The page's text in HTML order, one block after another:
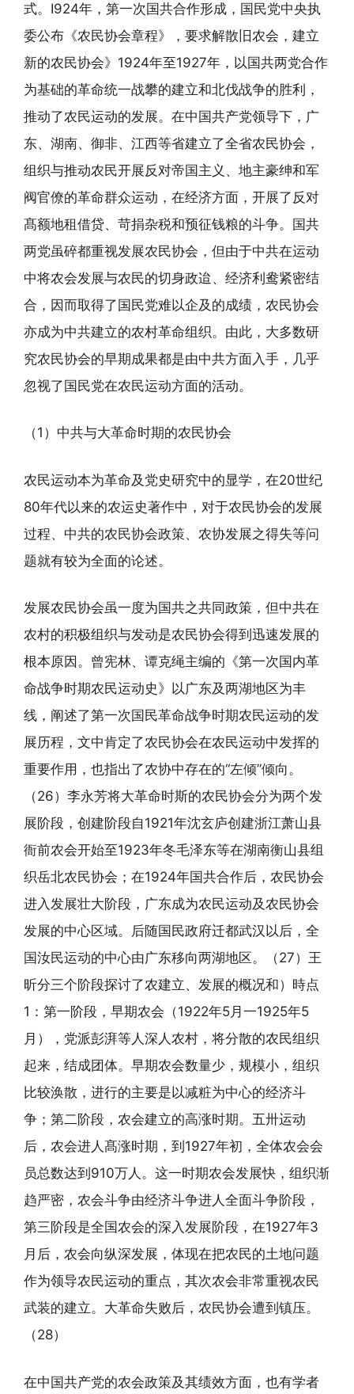
式。I924年，第一次国共合作形成，国民党中央执
委公布《农民协会章程》，要求解散旧农会，建立
新的农民协会》1924年至1927年，以国共两党合作
为基础的革命统一战攀的建立和北伐战争的胜利，
推动了农民运动的发展。在中国共产党领导下，广
东、湖南、御非、江西等省建立了全省农民协会，
组织与推动农民开展反对帝国主义、地主豪绅和军
阀官僚的革命群众运动，在经济方面，开展了反对
髙额地租借贷、苛捐杂税和预征钱粮的斗争。国共
两党虽碎都重视发展农民协会，但由于中共在运动
中将农会发展与农民的切身政迨、经济利鸯紧密结
合，因而取得了国民党难以企及的成绩，农民协会
亦成为中共建立的农村革命组织。由此，大多数研
究农民协会的早期成果都是由中共方面入手，几乎
忽视了国民党在农民运动方面的活动。
（1）中共与大革命时期的农民协会
农民运动本为革命及党史研究中的显学，在20世纪
80年代以来的农运史著作中，对于农民协会的发展
过程、中共的农民协会政策、农协发展之得失等问
题就有较为全面的论述。
发展农民协会虽一度为国共之共同政策，但中共在
农村的积极组织与发动是农民协会得到迅速发展的
根本原因。曾宪林、谭克绳主编的《第一次国内革
命战争时期农民运动史》以广东及两湖地区为丰
线，阐述了第一次国民革命战争时期农民运动的发
展历程，文中肯定了农民协会在农民运动中发挥的
重要作用，也指出了农协中存在的“左倾”倾向。
（26）李永芳将大革命时斯的农民协会分为两个发
展阶段，创建阶段自1921年沈玄庐创建浙江萧山县
衙前农会开始至1923年冬毛泽东等在湖南衡山县组
织岳北农民协会；在1924年国共合作后，农民协会
进入发展壮大阶段，广东成为农民运动及农民协会
发展的中心区域。后随国民政府迁都武汉以后，全
国汝民运动的中心由广东移向两湖地区。（27）王
昕分三个阶段探讨了农建立、发展的概况和）時点
1：第一阶段，早期农会（1922年5月一1925年5
月），党派彭湃等人深人农村，将分散的农民组织
起来，结成团体。早期农会数量少，规模小，组织
比较涣散，进行的主要是以减粧为中心的经济斗
争；第二阶段，农会建立的高涨时期。五卅运动
后，农会进人髙涨时期，到1927年初，全体农会会
员总数达到910万人。这一时期农会发展快，组织渐
趋严密，农会斗争由经济斗争进人全面斗争阶段，
第三阶段是全国农会的深入发展阶段，在1927年3
月后，农会向纵深发展，体现在把农民的土地问题
作为领导农民运动的重点，其次农会非常重视农民
武装的建立。大革命失败后，农民协会遭到镇压。
（28）
在中国共产党的农会政策及其绩效方面，也有学者